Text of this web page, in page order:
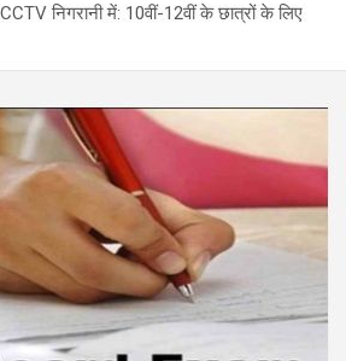
CCTV निगरानी में: 10वीं-12वीं के छात्रों के लिए